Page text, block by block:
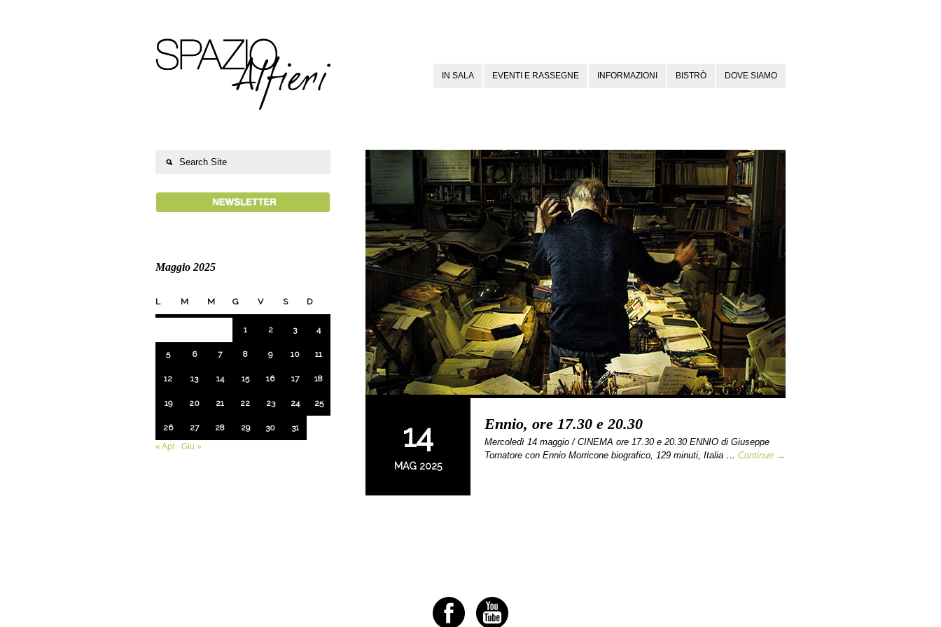
IN SALA EVENTI E RASSEGNE INFORMAZIONI BISTRÒ DOVE SIAMO
14
MAG 2025
Ennio, ore 17.30 e 20.30
Mercoledì 14 maggio / CINEMA ore 17.30 e 20.30 ENNIO di Giuseppe
Tornatore con Ennio Morricone biografico, 129 minuti, Italia … Continue →
Maggio 2025
L M M G V S D
1 2 3 4
5 6 7 8 9 10 11
12 13 14 15 16 17 18
19 20 21 22 23 24 25
26 27 28 29 30
31
« Apr
Giu »